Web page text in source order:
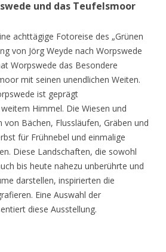
und das Teufelsmoor
achttägige Fotoreise des „Grünen
von Jörg Weyde nach Worpswede
Worpswede das Besondere
mit seinen unendlichen Weiten.
ist geprägt
Himmel. Die Wiesen und
von Bächen, Flussläufen, Gräben und
für Frühnebel und einmalige
Diese Landschaften, die sowohl
bis heute nahezu unberührte und
darstellen, inspirierten die
Eine Auswahl der
diese Ausstellung.